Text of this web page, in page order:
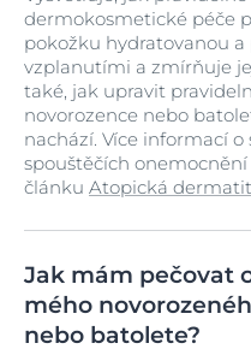
dermokosmetické péče
pokožku hydratovanou
vzplanutími a zmírňuje
také, jak upravit
novorozence nebo
nachází. Více informací
spouštěčích
článku Atopická
Jak mám pečovat
mého
nebo batolete?